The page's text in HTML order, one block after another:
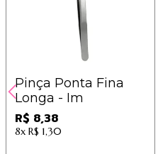
Pinça Ponta Fina
Longa - Im
R$ 8,38
8x R$ 1,30